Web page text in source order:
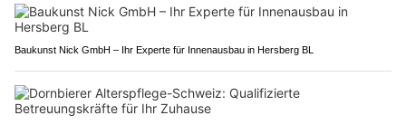
Baukunst Nick GmbH – Ihr Experte für Innenausbau in Hersberg BL